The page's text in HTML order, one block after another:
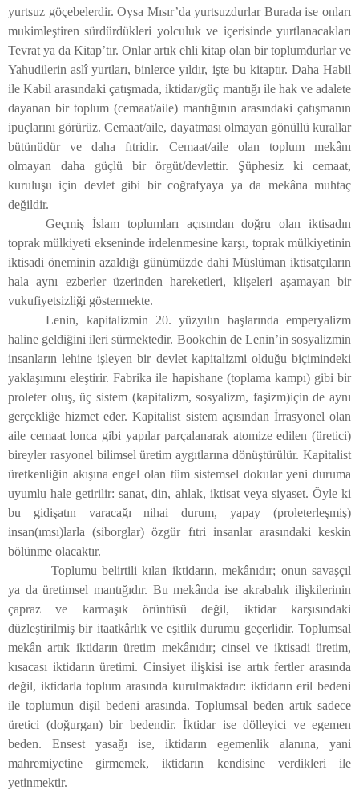
yurtsuz göçebelerdir. Oysa Mısır’da yurtsuzdurlar Burada ise onları
mukimleştiren sürdürdükleri yolculuk ve içerisinde yurtlanacakları
Tevrat ya da Kitap’tır. Onlar artık ehli kitap olan bir toplumdurlar ve
Yahudilerin aslî yurtları, binlerce yıldır, işte bu kitaptır. Daha Habil
ile Kabil arasındaki çatışmada, iktidar/güç mantığı ile hak ve adalete
dayanan bir toplum (cemaat/aile) mantığının arasındaki çatışmanın
ipuçlarını görürüz. Cemaat/aile, dayatması olmayan gönüllü kurallar
bütünüdür ve daha fıtridir. Cemaat/aile olan toplum mekânı
olmayan daha güçlü bir örgüt/devlettir. Şüphesiz ki cemaat,
kuruluşu için devlet gibi bir coğrafyaya ya da mekâna muhtaç
değildir.
Geçmiş İslam toplumları açısından doğru olan iktisadın
toprak mülkiyeti ekseninde irdelenmesine karşı, toprak mülkiyetinin
iktisadi öneminin azaldığı günümüzde dahi Müslüman iktisatçıların
hala aynı ezberler üzerinden hareketleri, klişeleri aşamayan bir
vukufiyetsizliği göstermekte.
Lenin, kapitalizmin 20. yüzyılın başlarında emperyalizm
haline geldiğini ileri sürmektedir. Bookchin de Lenin’in sosyalizmin
insanların lehine işleyen bir devlet kapitalizmi olduğu biçimindeki
yaklaşımını eleştirir. Fabrika ile hapishane (toplama kampı) gibi bir
proleter oluş, üç sistem (kapitalizm, sosyalizm, faşizm)için de aynı
gerçekliğe hizmet eder. Kapitalist sistem açısından İrrasyonel olan
aile cemaat lonca gibi yapılar parçalanarak atomize edilen (üretici)
bireyler rasyonel bilimsel üretim aygıtlarına dönüştürülür. Kapitalist
üretkenliğin akışına engel olan tüm sistemsel dokular yeni duruma
uyumlu hale getirilir: sanat, din, ahlak, iktisat veya siyaset. Öyle ki
bu gidişatın varacağı nihai durum, yapay (proleterleşmiş)
insan(ımsı)larla (siborglar) özgür fıtri insanlar arasındaki keskin
bölünme olacaktır.
Toplumu belirtili kılan iktidarın, mekânıdır; onun savaşçıl
ya da üretimsel mantığıdır. Bu mekânda ise akrabalık ilişkilerinin
çapraz ve karmaşık örüntüsü değil, iktidar karşısındaki
düzleştirilmiş bir itaatkârlık ve eşitlik durumu geçerlidir. Toplumsal
mekân artık iktidarın üretim mekânıdır; cinsel ve iktisadi üretim,
kısacası iktidarın üretimi. Cinsiyet ilişkisi ise artık fertler arasında
değil, iktidarla toplum arasında kurulmaktadır: iktidarın eril bedeni
ile toplumun dişil bedeni arasında. Toplumsal beden artık sadece
üretici (doğurgan) bir bedendir. İktidar ise dölleyici ve egemen
beden. Ensest yasağı ise, iktidarın egemenlik alanına, yani
mahremiyetine girmemek, iktidarın kendisine verdikleri ile
yetinmektir.